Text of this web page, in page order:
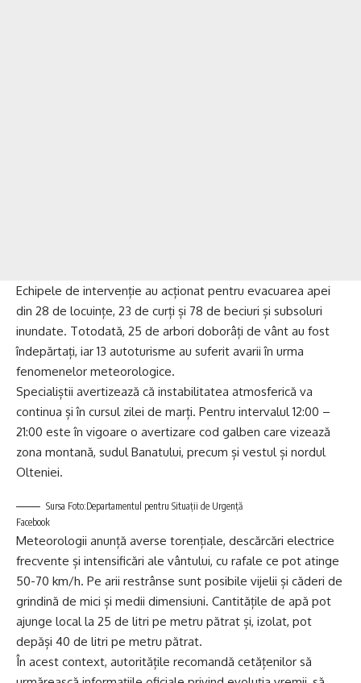
Echipele de intervenție au acționat pentru evacuarea apei
din 28 de locuințe, 23 de curți și 78 de beciuri și subsoluri
inundate. Totodată, 25 de arbori doborâți de vânt au fost
îndepărtați, iar 13 autoturisme au suferit avarii în urma
fenomenelor meteorologice.
Specialiștii avertizează că instabilitatea atmosferică va
continua și în cursul zilei de marți. Pentru intervalul 12:00 –
21:00 este în vigoare o avertizare cod galben care vizează
zona montană, sudul Banatului, precum și vestul și nordul
Olteniei.
Sursa Foto:Departamentul pentru Situaţii de Urgenţă
Facebook
Meteorologii anunță averse torențiale, descărcări electrice
frecvente și intensificări ale vântului, cu rafale ce pot atinge
50-70 km/h. Pe arii restrânse sunt posibile vijelii și căderi de
grindină de mici și medii dimensiuni. Cantitățile de apă pot
ajunge local la 25 de litri pe metru pătrat și, izolat, pot
depăși 40 de litri pe metru pătrat.
În acest context, autoritățile recomandă cetățenilor să